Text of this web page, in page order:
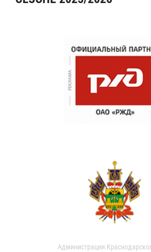
Администрация